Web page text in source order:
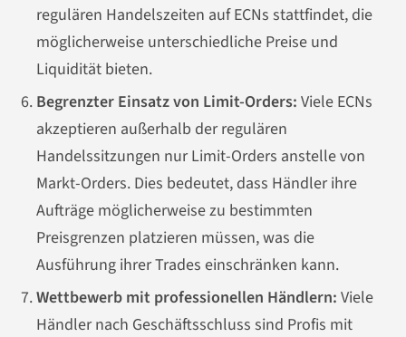
regulären Handelszeiten auf ECNs stattfindet, die
möglicherweise unterschiedliche Preise und
Liquidität bieten.
Begrenzter Einsatz von Limit-Orders: Viele ECNs
akzeptieren außerhalb der regulären
Handelssitzungen nur Limit-Orders anstelle von
Markt-Orders. Dies bedeutet, dass Händler ihre
Aufträge möglicherweise zu bestimmten
Preisgrenzen platzieren müssen, was die
Ausführung ihrer Trades einschränken kann.
Wettbewerb mit professionellen Händlern: Viele
Händler nach Geschäftsschluss sind Profis mit